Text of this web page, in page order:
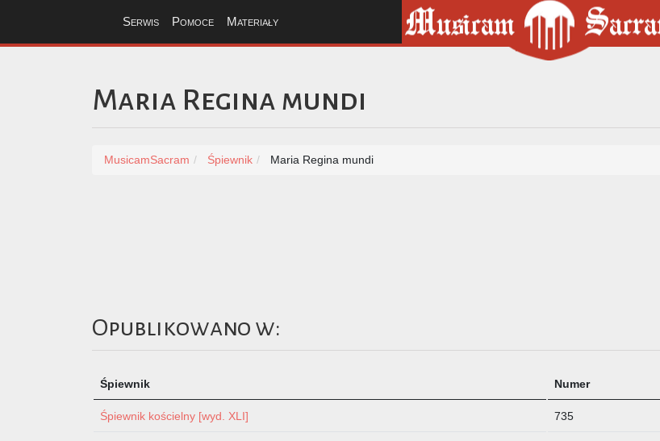
Serwis Pomoce Materiały
Maria Regina mundi
MusicamSacram Śpiewnik Maria Regina mundi
Opublikowano w:
Śpiewnik Numer
Śpiewnik kościelny [wyd. XLI] 735